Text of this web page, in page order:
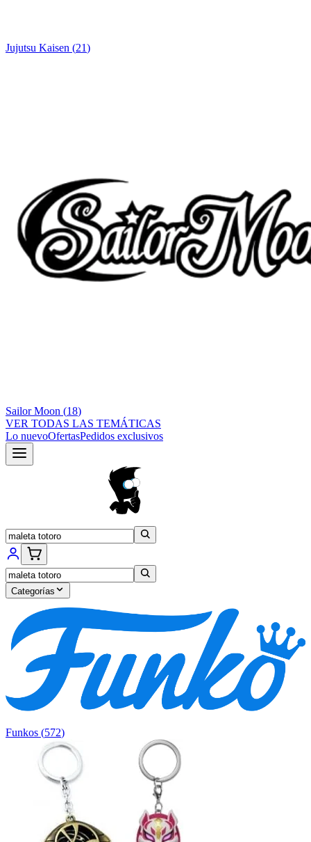
Jujutsu Kaisen (21)
Sailor Moon (18)
VER TODAS LAS TEMÁTICAS
Lo nuevoOfertasPedidos exclusivos
Categorías
Funkos (572)